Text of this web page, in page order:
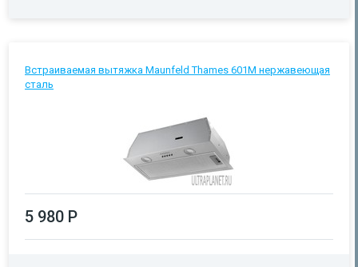
Встраиваемая вытяжка Maunfeld Thames 601M нержавеющая
сталь
5 980 Р